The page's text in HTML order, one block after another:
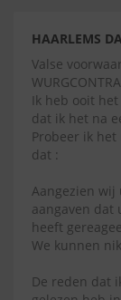
HAARLEMS
Valse
Ik heb ooit
dat ik het na
Probeer ik
dat :
Aangezien
aangaven dat
heeft
We kunnen
De reden dat